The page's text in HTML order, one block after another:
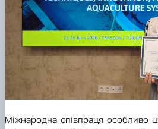
Міжнародна співпраця особливо